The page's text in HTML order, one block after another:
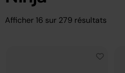
Afficher 16 sur 279 résultats